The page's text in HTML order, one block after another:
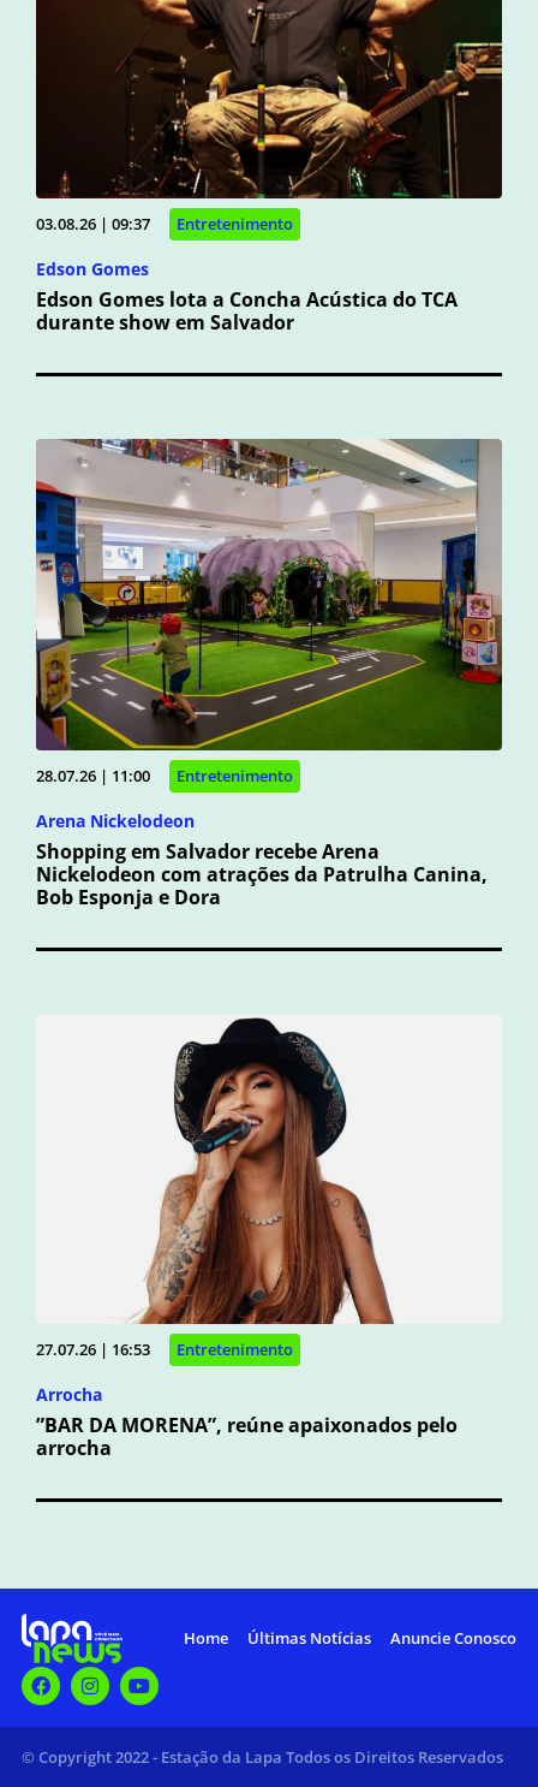
03.08.26 | 09:37 Entretenimento
Edson Gomes
Edson Gomes lota a Concha Acústica do TCA
durante show em Salvador
28.07.26 | 11:00 Entretenimento
Arena Nickelodeon
Shopping em Salvador recebe Arena
Nickelodeon com atrações da Patrulha Canina,
Bob Esponja e Dora
27.07.26 | 16:53 Entretenimento
Arrocha
”BAR DA MORENA”, reúne apaixonados pelo
arrocha
Home Últimas Notícias Anuncie Conosco
© Copyright 2022 - Estação da Lapa Todos os Direitos Reservados